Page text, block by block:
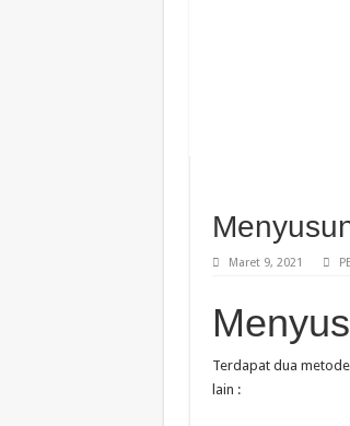
Maret 9, 2021
Terdapat dua
lain :